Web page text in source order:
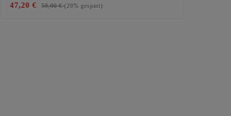
47,20 € 59,00 €(20% gespart)